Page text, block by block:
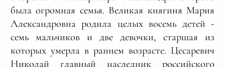
была огромная семья. Великая княгиня Мария
Александровна родила целых восемь детей -
семь мальчиков и две девочки, старшая из
которых умерла в раннем возрасте. Цесаревич
Николай главный наследник российского